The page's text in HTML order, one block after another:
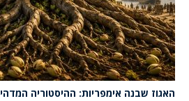
האגוז שבנה אימפריות: ההיסטוריה